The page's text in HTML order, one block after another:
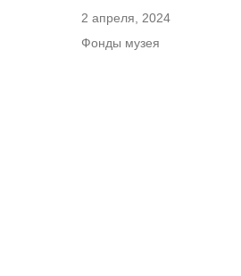
2 апреля, 2024
Фонды музея